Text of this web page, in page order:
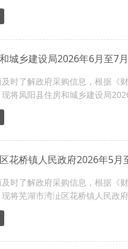
城乡建设局2026年6月至7
时了解政府采购信息，根据《
将凤阳县住房和城乡建设局
花桥镇人民政府2026年5月
时了解政府采购信息，根据《
将芜湖市湾沚区花桥镇人民政